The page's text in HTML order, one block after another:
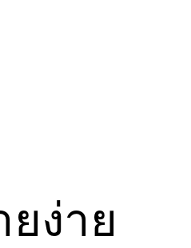
ง่าย